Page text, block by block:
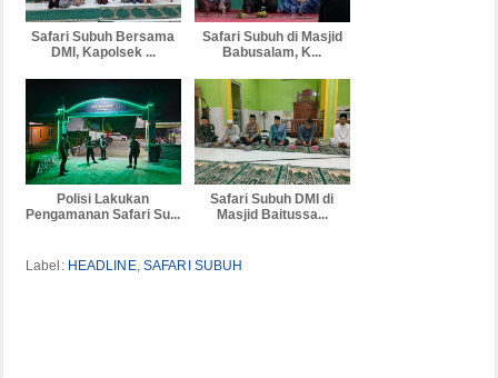
Safari Subuh Bersama
DMI, Kapolsek ...
Safari Subuh di Masjid
Babusalam, K...
Polisi Lakukan
Pengamanan Safari Su...
Safari Subuh DMI di
Masjid Baitussa...
Label: HEADLINE, SAFARI SUBUH